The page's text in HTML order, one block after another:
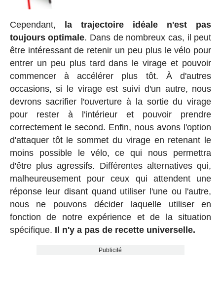
Cependant,
la trajectoire idéale n'est pas
toujours optimale. Dans de nombreux cas, il peut
être intéressant de retenir un peu plus le vélo pour
entrer un peu plus tard dans le virage et pouvoir
commencer à accélérer plus tôt. À d'autres
occasions, si le virage est suivi d'un autre, nous
devrons sacrifier l'ouverture à la sortie du virage
pour rester à l'intérieur et pouvoir prendre
correctement le second. Enfin, nous avons l'option
d'attaquer tôt le sommet du virage en retenant le
moins possible le vélo, ce qui nous permettra
d'être plus agressifs. Différentes alternatives qui,
malheureusement pour ceux qui attendent une
réponse leur disant quand utiliser l'une ou l'autre,
nous ne pouvons décider laquelle utiliser en
fonction de notre expérience et de la situation
spécifique. Il n'y a pas de recette universelle.
Publicité